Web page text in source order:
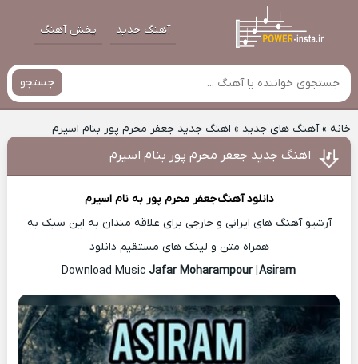
آهنگ جدید پخش آهنگ
جستجو
خانه»آهنگ های جدید » اهنگ جدید جعفر محرم پور بنام اسیرم
اهنگ جدید جعفر محرم پور بنام اسیرم
دانلود آهنگجعفر محرم پور به نام اسیرم
آرشیو آهنگ های ایرانی و خارجی برای علاقه مندان به این سبک به
همراه متن و لینک های مستقیم دانلود
Jafar Moharampour |Asiram